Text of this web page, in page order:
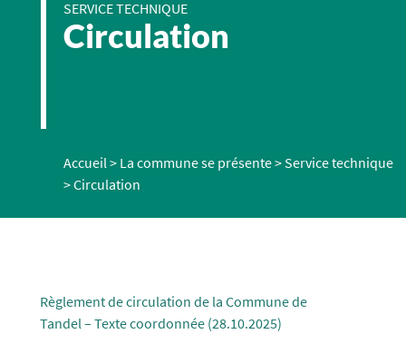
SERVICE TECHNIQUE
Circulation
Accueil> La commune se présente>Service technique
>Circulation
Règlement de circulation de la Commune de
Tandel – Texte coordonnée (28.10.2025)